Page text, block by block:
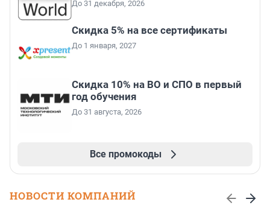
До 31 декабря, 2026
Скидка 5% на все сертификаты
До 1 января, 2027
Скидка 10% на ВО и СПО в первый
год обучения
До 31 августа, 2026
Все промокоды
НОВОСТИ КОМПАНИЙ